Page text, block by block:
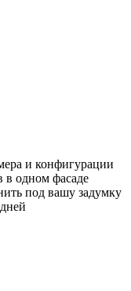
и конфигурации
в одном фасаде
под вашу задумку